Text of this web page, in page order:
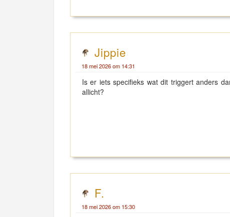
Jippie
18 mei 2026 om 14:31
Is er iets specifieks wat dit triggert anders
allicht?
F.
18 mei 2026 om 15:30